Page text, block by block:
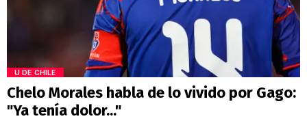
U DE CHILE
Chelo Morales habla de lo vivido por Gago:
"Ya tenía dolor..."